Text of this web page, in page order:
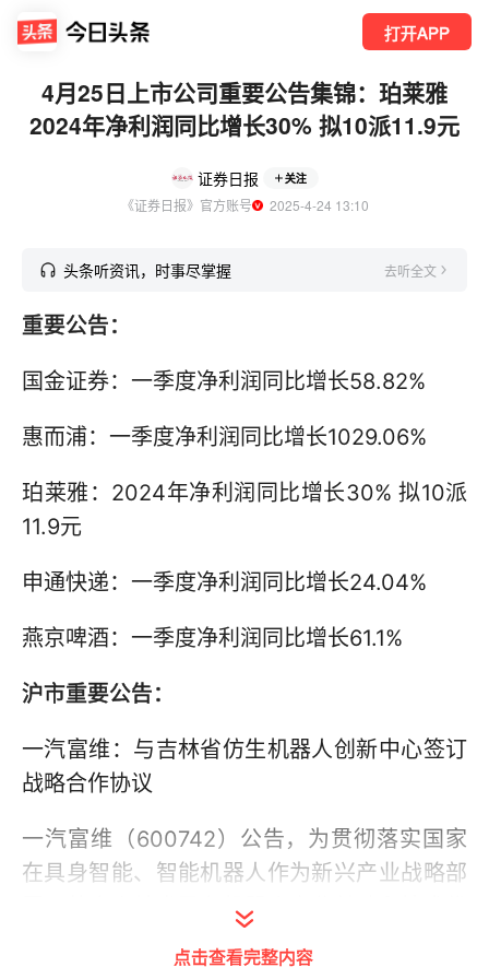
打开APP
4月25日上市公司重要公告集锦：珀莱雅
2024年净利润同比增长30% 拟10派11.9元
证券日报 关注
《证券日报》官方账号
  2025-4-24 13:10
头条听资讯，时事尽掌握 去听全文
重要公告：
国金证券：一季度净利润同比增长58.82%
惠而浦：一季度净利润同比增长1029.06%
珀莱雅：2024年净利润同比增长30% 拟10派
11.9元
申通快递：一季度净利润同比增长24.04%
燕京啤酒：一季度净利润同比增长61.1%
沪市重要公告：
一汽富维：与吉林省仿生机器人创新中心签订
战略合作协议
一汽富维（600742）公告，为贯彻落实国家
在具身智能、智能机器人作为新兴产业战略部
署、整合吉林省已有机器人产业基础和技术优
势，公司与吉林省仿生机器人创新中心（筹备
点击查看完整内容